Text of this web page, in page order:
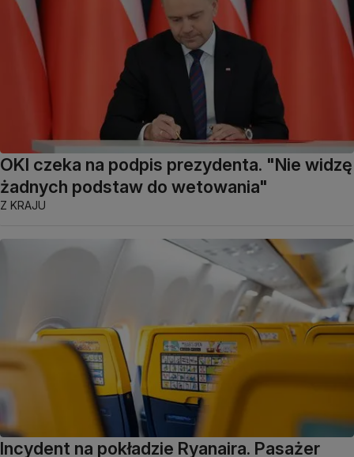
OKI czeka na podpis prezydenta. "Nie widzę
żadnych podstaw do wetowania"
Z KRAJU
Incydent na pokładzie Ryanaira. Pasażer